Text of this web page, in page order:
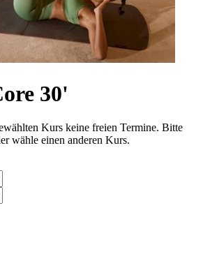
30'
Kurs keine freien Termine. Bitte
wähle einen anderen Kurs.